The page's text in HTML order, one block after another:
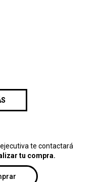
te contactará
tu compra.